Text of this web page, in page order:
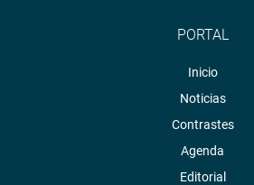
PORTAL
Inicio
Noticias
Contrastes
Agenda
Editorial